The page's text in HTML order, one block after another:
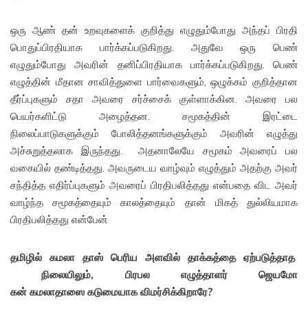
ஒரு ஆண் தன் உறவுகளைக் குறித்து எழுதும்போது அந்தப் பிரதி
பொதுப்பிரதியாக பார்க்கப்படுகிறது. அதுவே ஒரு பெண்
எழுதும்போது அவரின் தனிப்பிரதியாக பார்க்கப்படுகிறது. பெண்
எழுத்தின் மீதான சாவித்துளை பார்வைகளும், ஒழுக்கம் குறித்தான
தீர்ப்புகளும் சதா அவரை சர்ச்சைக் குள்ளாக்கின. அவரை பல
பெயர்களிட்டு அழைத்தன. சமூகத்தின் இரட்டை
நிலைப்பாடுகளுக்கும் போலித்தனங்களுக்கும் அவரின் எழுத்து
அச்சுறுத்தலாக இருந்தது. அதனாலேயே சமூகம் அவரைப் பல
வகையில் தண்டித்தது. அவருடைய வாழ்வும் எழுத்தும் அதற்கு அவர்
சந்தித்த எதிர்ப்புகளும் அவரைப் பிரதிபலித்தது என்பதை விட அவர்
வாழ்ந்த சமூகத்தையும் காலத்தையும் தான் மிகத் துல்லியமாக
பிரதிபலித்தது என்பேன்
தமிழில் கமலா தாஸ் பெரிய அளவில் தாக்கத்தை ஏற்படுத்தாத
நிலையிலும், பிரபல எழுத்தாளர் ஜெயமோ
கன் கமலாதாஸை கடுமையாக விமர்சிக்கிறாரே?